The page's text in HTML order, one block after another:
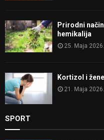
Prirodni
hemikalija
25. Maja 2026.
Kortizol i
21. Maja 2026.
SPORT